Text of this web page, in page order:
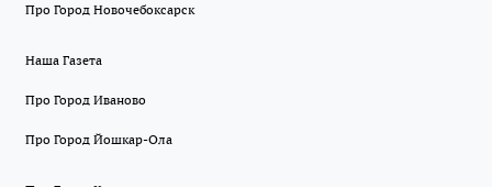
Про Город Новочебоксарск
Наша Газета
Про Город Иваново
Про Город Йошкар-Ола